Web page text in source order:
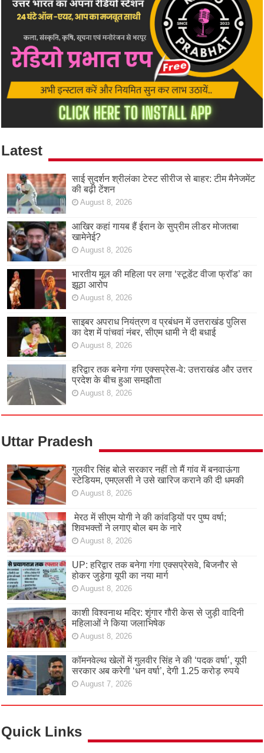
Latest
साई सुदर्शन श्रीलंका टेस्ट सीरीज से बाहर: टीम मैनेजमेंट
की बढ़ी टेंशन
August 8, 2026
आखिर कहां गायब हैं ईरान के सुप्रीम लीडर मोजतबा
खामेनेई?
August 8, 2026
भारतीय मूल की महिला पर लगा ‘स्टूडेंट वीजा फ्रॉड’ का
झूठा आरोप
August 8, 2026
साइबर अपराध नियंत्रण व प्रबंधन में उत्तराखंड पुलिस
का देश में पांचवां नंबर, सीएम धामी ने दी बधाई
August 8, 2026
हरिद्वार तक बनेगा गंगा एक्सप्रेस-वे: उत्तराखंड और उत्तर
प्रदेश के बीच हुआ समझौता
August 8, 2026
Uttar Pradesh
गुलवीर सिंह बोले सरकार नहीं तो मैं गांव में बनवाऊंगा
स्टेडियम, एमएलसी ने उसे खारिज कराने की दी धमकी
August 8, 2026
मेरठ में सीएम योगी ने की कांवड़ियों पर पुष्प वर्षा;
शिवभक्तों ने लगाए बोल बम के नारे
August 8, 2026
UP: हरिद्वार तक बनेगा गंगा एक्सप्रेसवे, बिजनौर से
होकर जुड़ेगा यूपी का नया मार्ग
August 8, 2026
काशी विश्वनाथ मदिर: शृंगार गौरी केस से जुड़ी वादिनी
महिलाओं ने किया जलाभिषेक
August 8, 2026
कॉमनवेल्थ खेलों में गुलवीर सिंह ने की ‘पदक वर्षा’, यूपी
सरकार अब करेगी ‘धन वर्षा’, देगी 1.25 करोड़ रुपये
August 7, 2026
Quick Links